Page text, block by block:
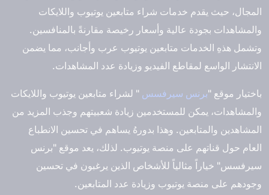
المجال، حيث يقدم خدمات شراء متابعين يوتيوب واللايكات
والمشاهدات بجودة عالية وأسعار رخيصة مقارنةً بالمنافسين.
وتشمل هذهِ الخدمات متابعين يوتيوب عرب وأجانب، مما يضمن
الانتشار الواسع لمقاطع الفيديو وزيادة عدد المشاهدات.
باختيار موقع "برنس سيرفسس " لشراء متابعين يوتيوب واللايكات
والمشاهدات، يمكن للمستخدمين زيادة شعبيتهم وجذب المزيد من
المشاهدين والمتابعين. وهذا بدورهُ يساهم في تحسين الانطباع
العام حول قناتهم على منصة يوتيوب. لذلك، يعد موقع "برنس
سيرفسس" خياراً مثالياً للأشخاص الذين يرغبون في تحسين
وجودهم على منصة يوتيوب وزيادة عدد المتابعين.